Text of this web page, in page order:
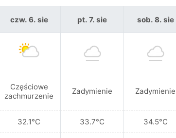
czw. 6. sie
Częściowe
zachmurzenie
32.1°C
pt. 7. sie
Zadymienie
33.7°C
sob. 8. sie
Zadymienie
34.5°C